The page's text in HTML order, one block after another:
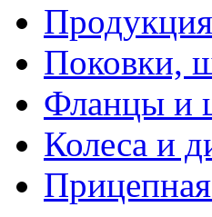
Продукция
Поковки,
Фланцы и
Колеса и